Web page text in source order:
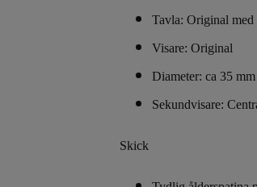
Tavla: Original med
Visare: Original
Diameter: ca 35
Sekundvisare:
Skick